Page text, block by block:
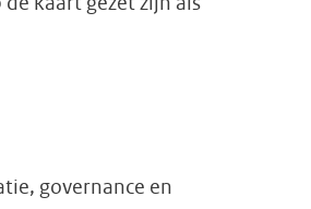
governance en